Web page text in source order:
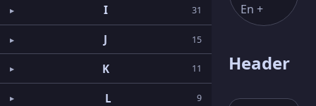
I 31
J 15
K 11
L 9
En +
Header